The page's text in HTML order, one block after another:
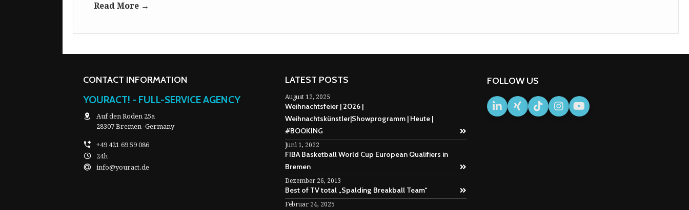
Read More →
CONTACT INFORMATION
YOURACT! - FULL-SERVICE AGENCY
Auf den Roden 25a
28307 Bremen -Germany
+49 421 69 59 086
24h
info@youract.de
LATEST POSTS
August 12, 2025
Weihnachtsfeier | 2026 |
Weihnachtskünstler|Showprogramm | Heute |
#BOOKING
Juni 1, 2022
FIBA Basketball World Cup European Qualifiers in
Bremen
Dezember 26, 2013
Best of TV total „Spalding Breakball Team“
Februar 24, 2025
FOLLOW US